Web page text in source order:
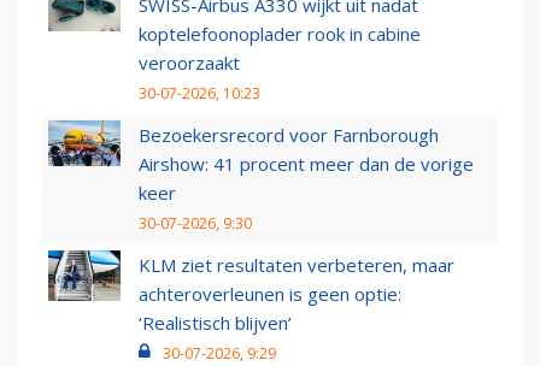
SWISS-Airbus A330 wijkt uit nadat
koptelefoonoplader rook in cabine
veroorzaakt
30-07-2026, 10:23
Bezoekersrecord voor Farnborough
Airshow: 41 procent meer dan de vorige
keer
30-07-2026, 9:30
KLM ziet resultaten verbeteren, maar
achteroverleunen is geen optie:
‘Realistisch blijven’
30-07-2026, 9:29